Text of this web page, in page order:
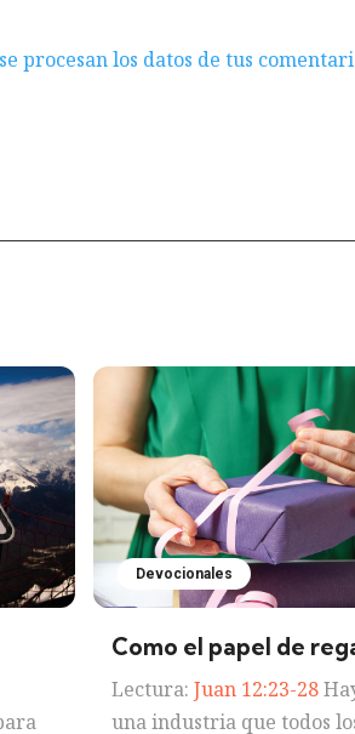
procesan los datos de tus
Devocionales
Como el papel de
Lectura: Juan 12:23-28
una industria que todos